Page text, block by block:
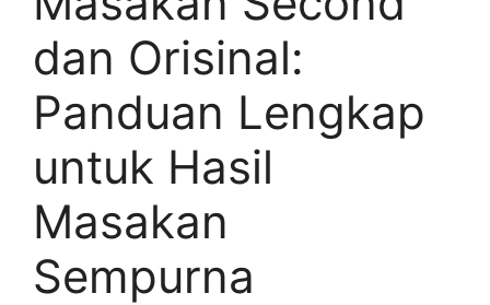
dan Orisinal:
Panduan Lengkap
untuk Hasil
Masakan
Sempurna